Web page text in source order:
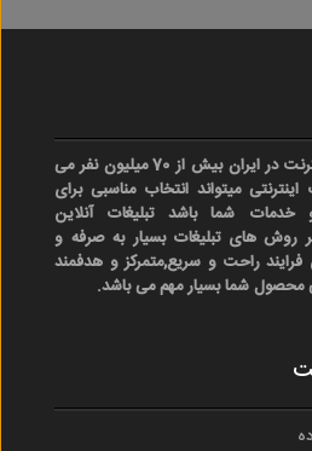
در حال حاضر کاربران اینترنت در ایران بیش از 70 میلیون نفر می
میتواند انتخاب مناسبی برای
خدمات شما باشد تبلیغات آنلاین
روش های تبلیغات بسیار به صرفه و
راحت و سریع,متمرکز و هدفمند
محصول شما بسیار مهم می باشد.